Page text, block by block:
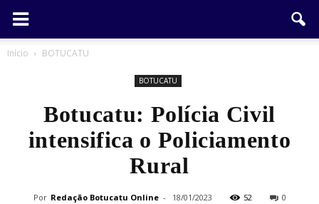
Início BOTUCATU
BOTUCATU
Botucatu: Polícia Civil
intensifica o Policiamento
Rural
Por Redação Botucatu Online - 18/01/2023 52 0